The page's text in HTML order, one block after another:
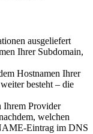
ausgeliefert
Ihrer Subdomain,
Hostnamen Ihrer
besteht – die
Ihrem Provider
welchen
Eintrag im DNS